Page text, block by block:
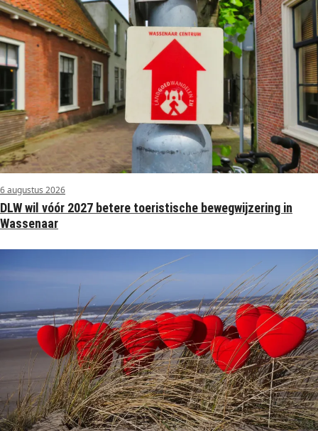
6 augustus 2026
DLW wil vóór 2027 betere toeristische bewegwijzering in
Wassenaar